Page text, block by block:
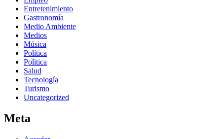
Entretenimiento
Gastronomía
Medio Ambiente
Medios
Música
Política
Politica
Salud
Tecnología
Turismo
Uncategorized
Meta